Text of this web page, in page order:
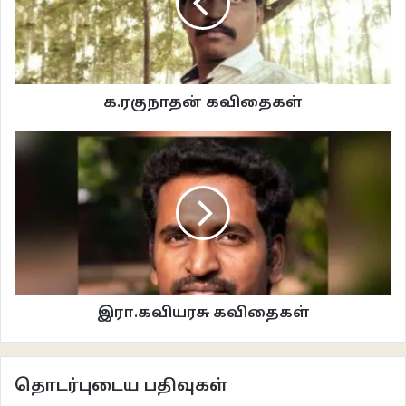
இருந்து தொலைக்கிறதே
ஏழு மணி ஷிப்ட்.
***
இலக்கியம் ஸ்ரீதர் பாரதி கவிதைகள்
க.ரகுநாதன் கவிதைகள்
இரா.கவியரசு கவிதைகள்
தொடர்புடைய பதிவுகள்